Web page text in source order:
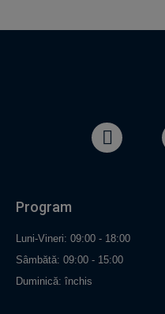
Program
Luni-Vineri: 09:00 - 18:00
Sâmbătă: 09:00 - 15:00
Duminică: închis